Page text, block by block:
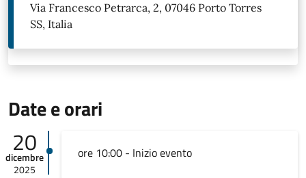
Via Francesco Petrarca, 2, 07046 Porto Torres
SS, Italia
Date e orari
20
dicembre
2025
ore 10:00 - Inizio evento